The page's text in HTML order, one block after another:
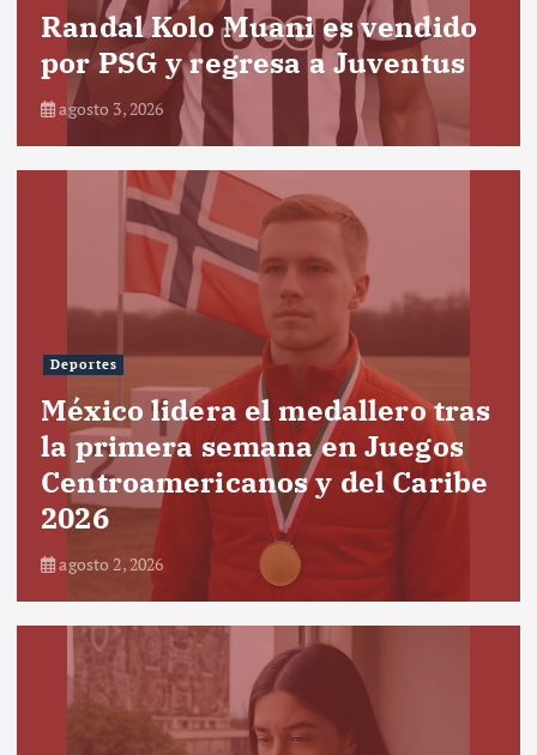
Randal Kolo Muani es vendido
por PSG y regresa a Juventus
agosto 3, 2026
Deportes
México lidera el medallero tras
la primera semana en Juegos
Centroamericanos y del Caribe
2026
agosto 2, 2026